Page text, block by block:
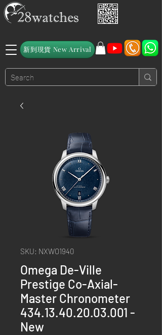
新到現貨 New Arrival
SKU: NXWO1940
Omega De-Ville
Prestige Co-Axial-
Master Chronometer
434.13.40.20.03.001 -
New